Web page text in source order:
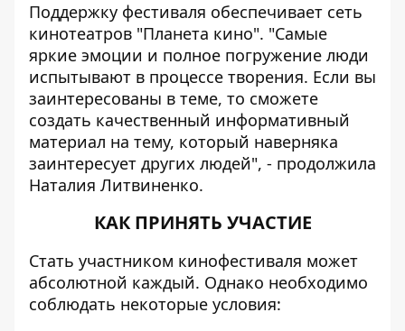
Поддержку фестиваля обеспечивает сеть
кинотеатров "Планета кино". "Самые
яркие эмоции и полное погружение люди
испытывают в процессе творения. Если вы
заинтересованы в теме, то сможете
создать качественный информативный
материал на тему, который наверняка
заинтересует других людей", - продолжила
Наталия Литвиненко.
КАК ПРИНЯТЬ УЧАСТИЕ
Стать участником кинофестиваля может
абсолютной каждый. Однако необходимо
соблюдать некоторые условия: